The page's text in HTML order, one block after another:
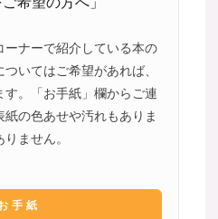
ーナーで紹介している本の
いてはご希望があれば、
。「お手紙」欄からご連
の色あせや汚れもありま
ません。
手紙